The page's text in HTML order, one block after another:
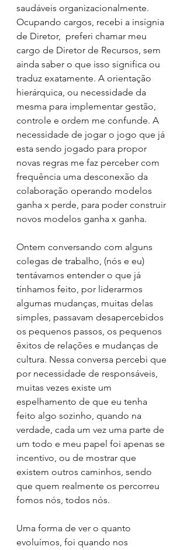
saudáveis organizacionalmente.
Ocupando cargos, recebi a insígnia
de Diretor,  preferi chamar meu
cargo de Diretor de Recursos, sem
ainda saber o que isso significa ou
traduz exatamente. A orientação
hierárquica, ou necessidade da
mesma para implementar gestão,
controle e ordem me confunde. A
necessidade de jogar o jogo que já
esta sendo jogado para propor
novas regras me faz perceber com
frequência uma desconexão da
colaboração operando modelos
ganha x perde, para poder construir
novos modelos ganha x ganha.
Ontem conversando com alguns
colegas de trabalho, (nós e eu)
tentávamos entender o que já
tínhamos feito, por liderarmos
algumas mudanças, muitas delas
simples, passavam desapercebidos
os pequenos passos, os pequenos
êxitos de relações e mudanças de
cultura. Nessa conversa percebi que
por necessidade de responsáveis,
muitas vezes existe um
espelhamento de que eu tenha
feito algo sozinho, quando na
verdade, cada um vez uma parte de
um todo e meu papel foi apenas se
incentivo, ou de mostrar que
existem outros caminhos, sendo
que quem realmente os percorreu
fomos nós, todos nós.
Uma forma de ver o quanto
evoluímos, foi quando nos